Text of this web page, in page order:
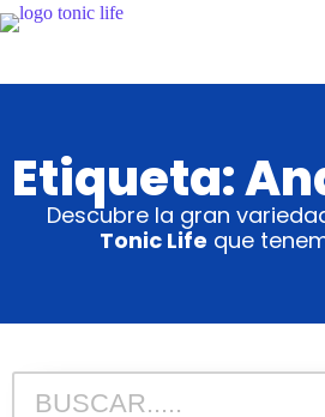
Etiqueta:
Descubre la gran
Tonic Life que